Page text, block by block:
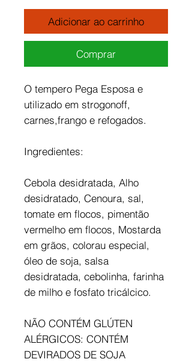
Adicionar ao carrinho
Comprar
O tempero Pega Esposa e
utilizado em strogonoff,
carnes,frango e refogados.
Ingredientes:
Cebola desidratada, Alho
desidratado, Cenoura, sal,
tomate em flocos, pimentão
vermelho em flocos, Mostarda
em grãos, colorau especial,
óleo de soja, salsa
desidratada, cebolinha, farinha
de milho e fosfato tricálcico.
NÃO CONTÉM GLÚTEN
ALÉRGICOS: CONTÉM
DEVIRADOS DE SOJA